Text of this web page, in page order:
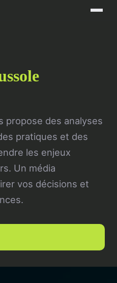
propose des analyses
pratiques et des
les enjeux
Un média
vos décisions et